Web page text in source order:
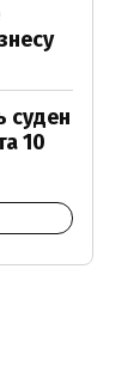
суден
10